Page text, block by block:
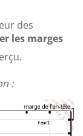
des
les marges
: